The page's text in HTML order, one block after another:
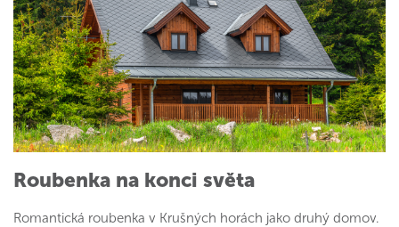
Roubenka na konci světa
Romantická roubenka v Krušných horách jako druhý domov.